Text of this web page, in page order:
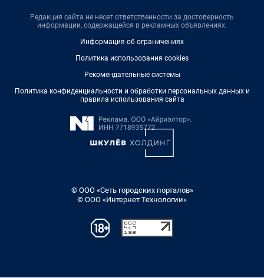
Редакция сайта не несет ответственности за достоверность
информации, содержащейся в рекламных объявлениях.
Информация об ограничениях
Политика использования cookies
Рекомендательные системы
Политика конфиденциальности и обработки персональных данных и
правила использования сайта
© ООО «Сеть городских порталов»
© ООО «Интернет Технологии»